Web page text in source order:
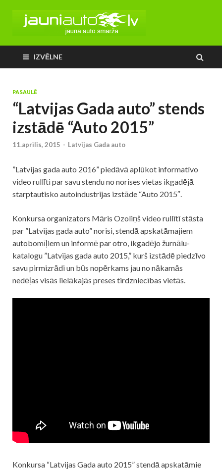
IZVĒLNE
PASAULĒ
“Latvijas Gada auto” stends
izstādē “Auto 2015”
11.aprīlis, 2015 - Latvijas Gada auto
”Latvijas gada auto 2016” piedāvā aplūkot informatīvo
video rullīti par savu stendu no norises vietas ikgadējā
starptautisko autoindustrijas izstāde “Auto 2015″.
Konkursa organizators Māris Ozoliņš video rullītī stāsta
par ”Latvijas gada auto” norisi, stendā apskatāmajiem
autobomīļiem un informē par otro, ikgadējo žurnālu-
katalogu ”Latvijas gada auto 2015,” kurš izstādē piedzīvo
savu pirmizrādi un būs nopērkams jau no nākamās
nedēļas visās lielākajās preses tirdzniecības vietās.
Konkursa “Latvijas Gada auto 2015” stendā apskatāmie